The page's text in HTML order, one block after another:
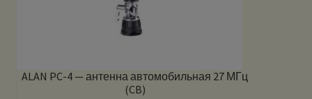
ALAN PC-4 — антенна автомобильная 27 МГц
(CB)